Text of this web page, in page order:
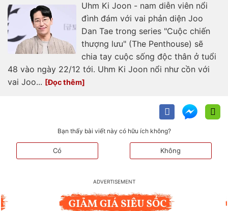
Uhm Ki Joon - nam diễn viên nổi
đình đám với vai phản diện Joo
Dan Tae trong series "Cuộc chiến
thượng lưu" (The Penthouse) sẽ
chia tay cuộc sống độc thân ở tuổi
48 vào ngày 22/12 tới. Uhm Ki Joon nổi như cồn với
vai Joo...
Bạn thấy bài viết này có hữu ích không?
Có Không